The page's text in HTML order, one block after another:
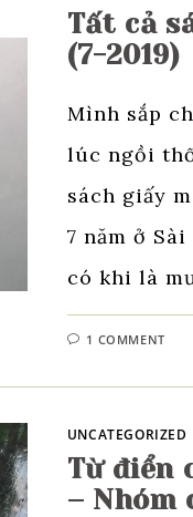
Tất cả
(7-2019)
Mình sắp
lúc ngồi
sách giấy
7 năm ở
có khi là
1 COMMENT
UNCATEGORIZED
Từ điển
– Nhóm